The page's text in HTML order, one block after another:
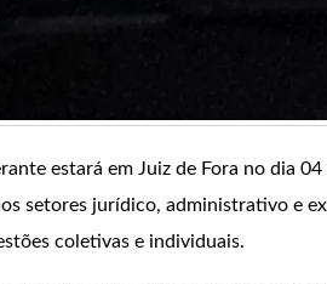
estará em Juiz de Fora no dia
setores jurídico, administrativo e
coletivas e individuais.